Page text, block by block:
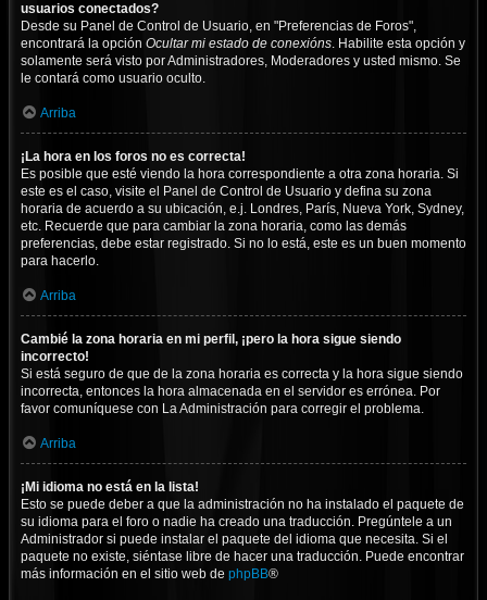
usuarios conectados?
Desde su Panel de Control de Usuario, en "Preferencias de Foros",
encontrará la opción Ocultar mi estado de conexións. Habilite esta opción y
solamente será visto por Administradores, Moderadores y usted mismo. Se
le contará como usuario oculto.
Arriba
¡La hora en los foros no es correcta!
Es posible que esté viendo la hora correspondiente a otra zona horaria. Si
este es el caso, visite el Panel de Control de Usuario y defina su zona
horaria de acuerdo a su ubicación, e.j. Londres, París, Nueva York, Sydney,
etc. Recuerde que para cambiar la zona horaria, como las demás
preferencias, debe estar registrado. Si no lo está, este es un buen momento
para hacerlo.
Arriba
Cambié la zona horaria en mi perfil, ¡pero la hora sigue siendo
incorrecto!
Si está seguro de que de la zona horaria es correcta y la hora sigue siendo
incorrecta, entonces la hora almacenada en el servidor es errónea. Por
favor comuníquese con La Administración para corregir el problema.
Arriba
¡Mi idioma no está en la lista!
Esto se puede deber a que la administración no ha instalado el paquete de
su idioma para el foro o nadie ha creado una traducción. Pregúntele a un
Administrador si puede instalar el paquete del idioma que necesita. Si el
paquete no existe, siéntase libre de hacer una traducción. Puede encontrar
más información en el sitio web de phpBB®